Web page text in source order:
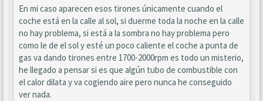
En mi caso aparecen esos tirones únicamente cuando el
coche está en la calle al sol, si duerme toda la noche en la calle
no hay problema, si está a la sombra no hay problema pero
como le de el sol y esté un poco caliente el coche a punta de
gas va dando tirones entre 1700-2000rpm es todo un misterio,
he llegado a pensar si es que algún tubo de combustible con
el calor dilata y va cogiendo aire pero nunca he conseguido
ver nada.